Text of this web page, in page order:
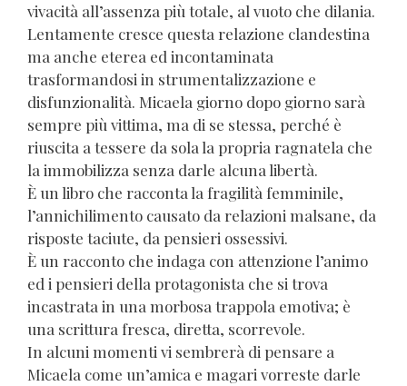
vivacità all’assenza più totale, al vuoto che dilania.
Lentamente cresce questa relazione clandestina
ma anche eterea ed incontaminata
trasformandosi in strumentalizzazione e
disfunzionalità. Micaela giorno dopo giorno sarà
sempre più vittima, ma di se stessa, perché è
riuscita a tessere da sola la propria ragnatela che
la immobilizza senza darle alcuna libertà.
È un libro che racconta la fragilità femminile,
l’annichilimento causato da relazioni malsane, da
risposte taciute, da pensieri ossessivi.
È un racconto che indaga con attenzione l’animo
ed i pensieri della protagonista che si trova
incastrata in una morbosa trappola emotiva; è
una scrittura fresca, diretta, scorrevole.
In alcuni momenti vi sembrerà di pensare a
Micaela come un’amica e magari vorreste darle